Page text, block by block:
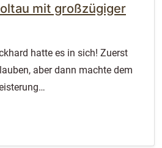
mit großzügiger
hatte es in sich! Zuerst
aber dann machte dem